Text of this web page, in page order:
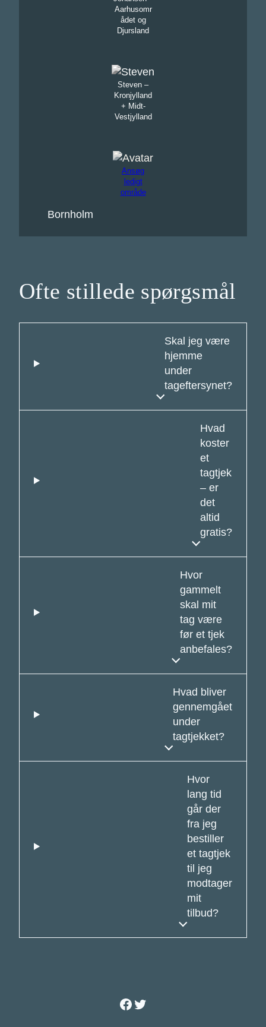
Aarhusomr
ådet og
Djursland
Steven –
Kronjylland
+ Midt-
Vestjylland
Ansøg
ledigt
område
Bornholm
Ofte stillede spørgsmål
Skal jeg være
hjemme
under
tageftersynet?
Hvad
koster
et
tagtjek
– er
det
altid
gratis?
Hvor
gammelt
skal mit
tag være
før et tjek
anbefales?
Hvad bliver
gennemgået
under
tagtjekket?
Hvor
lang tid
går der
fra jeg
bestiller
et tagtjek
til jeg
modtager
mit
tilbud?
Facebook
Twitter